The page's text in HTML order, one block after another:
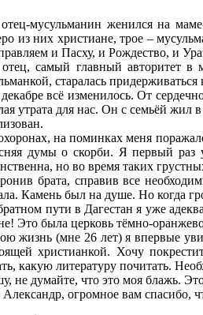
мусульманин женился на
из них христиане, трое –
и Пасху, и Рождество, и
самый главный авторитет в
старалась придерживаться
всё изменилось. От
утрата для нас. Он с семьёй жил
на поминках меня
думы о скорби. Я первый раз
но во время таких
брата, справив все
Камень был на душе. Но когда
пути в Дагестан я уже
Это была церковь тёмно-
жизнь (мне 26 лет) я впервые
христианкой. Хочу
какую литературу почитать.
не думайте, что это моя блажь.
огромное вам спасибо,